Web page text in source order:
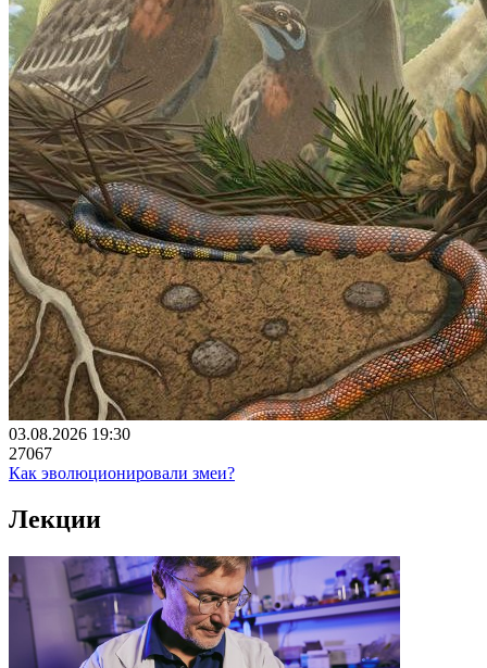
03.08.2026 19:30
27067
Как эволюционировали змеи?
Лекции